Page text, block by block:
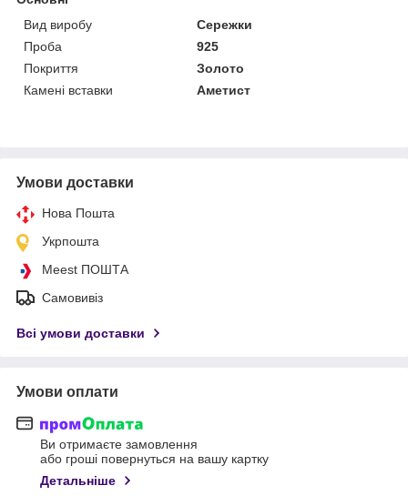
Вид виробу
Сережки
Проба
925
Покриття
Золото
Камені вставки
Аметист
Умови доставки
Нова Пошта
Укрпошта
Meest ПОШТА
Самовивіз
Всі умови доставки
Умови оплати
Ви отримаєте замовлення
або гроші повернуться на вашу картку
Детальніше